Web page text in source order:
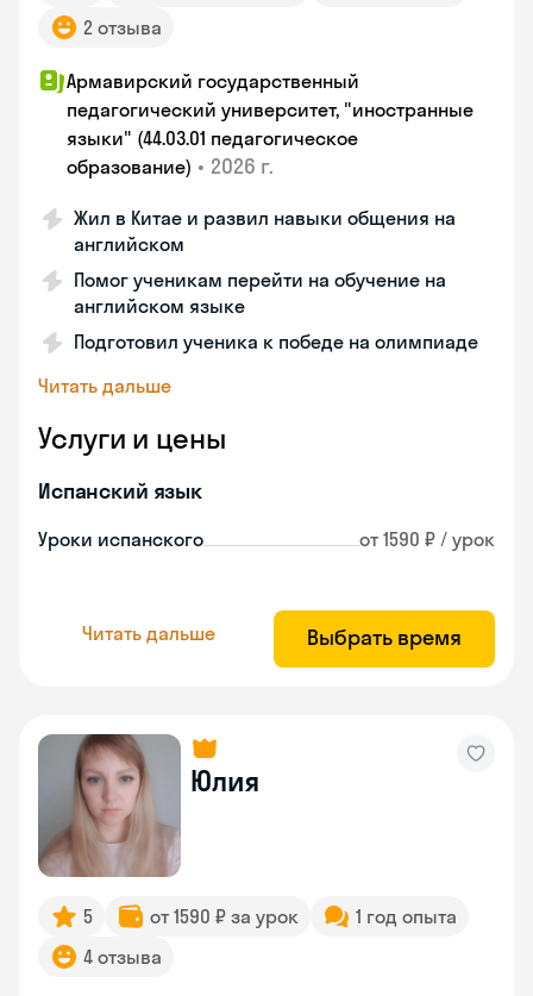
2 отзыва
Армавирский государственный
педагогический университет, "иностранные
языки" (44.03.01 педагогическое
образование) • 2026 г.
Жил в Китае и развил навыки общения на
английском
Помог ученикам перейти на обучение на
английском языке
Подготовил ученика к победе на олимпиаде
Читать дальше
Услуги и цены
Испанский язык
Уроки испанского от 1590 ₽ / урок
Читать дальше Выбрать время
Юлия
5 от 1590 ₽ за урок
1 год опыта
4 отзыва